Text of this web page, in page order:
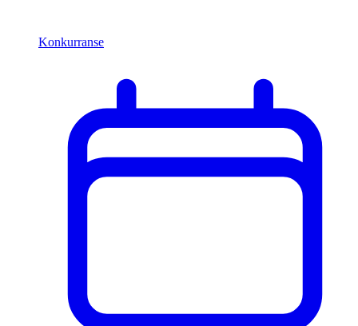
Konkurranse